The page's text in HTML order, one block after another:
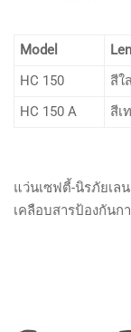
Model
HC 150
สีใ
HC 150 A
สีเ
แว่นเซฟตี้-นิรภัยเล
เคลือบสารป้องกันก